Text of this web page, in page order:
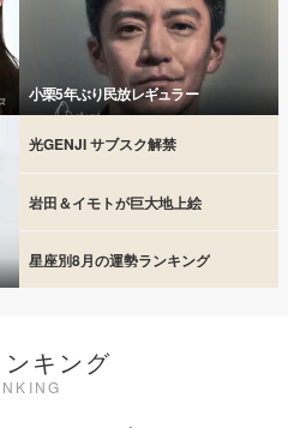
小栗5年ぶり民放レギュラー
光GENJI サブスク解禁
岩田＆イモトが巨大地上絵
星座別8月の運勢ランキング
キング